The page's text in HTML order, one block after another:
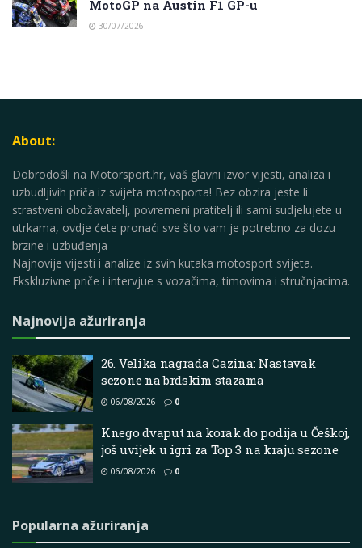
MotoGP na Austin F1 GP-u
30/07/2026
About:
Dobrodošli na Motorsport.hr, vaš glavni izvor vijesti, analiza i
uzbudljivih priča iz svijeta motosporta! Bez obzira jeste li
strastveni obožavatelj, povremeni pratitelj ili sami sudjelujete u
utrkama, ovdje ćete pronaći sve što vam je potrebno za dozu
brzine i uzbuđenja
Najnovije vijesti i analize iz svih kutaka motosport svijeta.
Ekskluzivne priče i intervjue s vozačima, timovima i stručnjacima.
Najnovija ažuriranja
26. Velika nagrada Cazina: Nastavak
sezone na brdskim stazama
06/08/2026 0
Knego dvaput na korak do podija u Češkoj,
još uvijek u igri za Top 3 na kraju sezone
06/08/2026 0
Popularna ažuriranja